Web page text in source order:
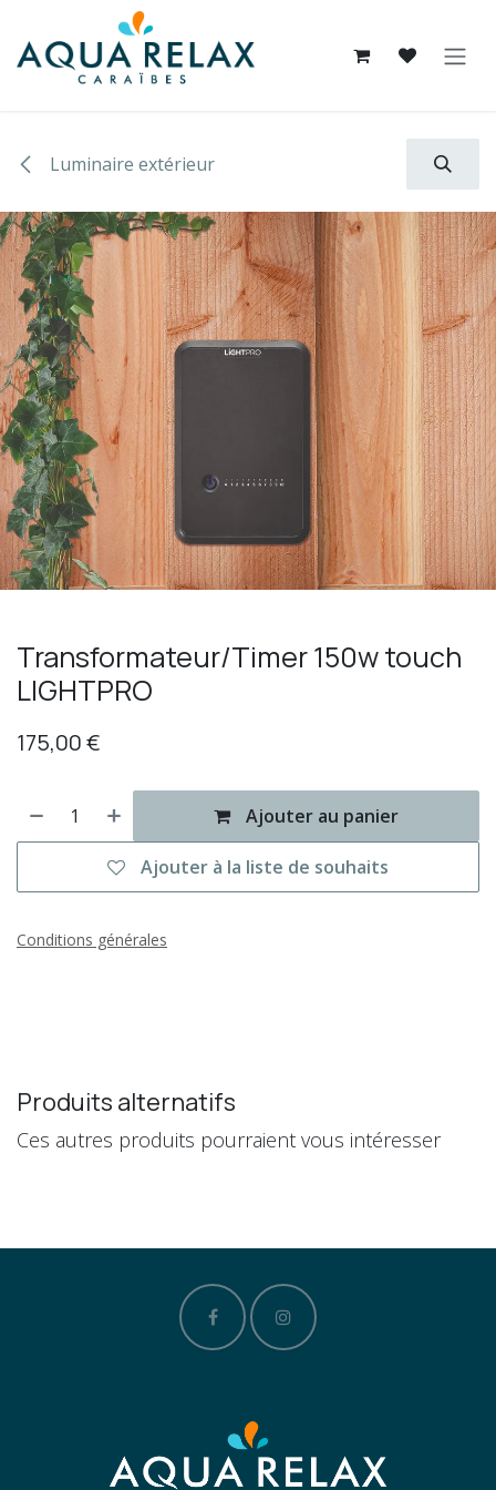
Se rendre au contenu
Luminaire extérieur
Transformateur/Timer 150w touch
LIGHTPRO
175,00€
Ajouter au panier
Ajouter à la liste de souhaits
Conditions générales
Produits alternatifs
Ces autres produits pourraient vous intéresser